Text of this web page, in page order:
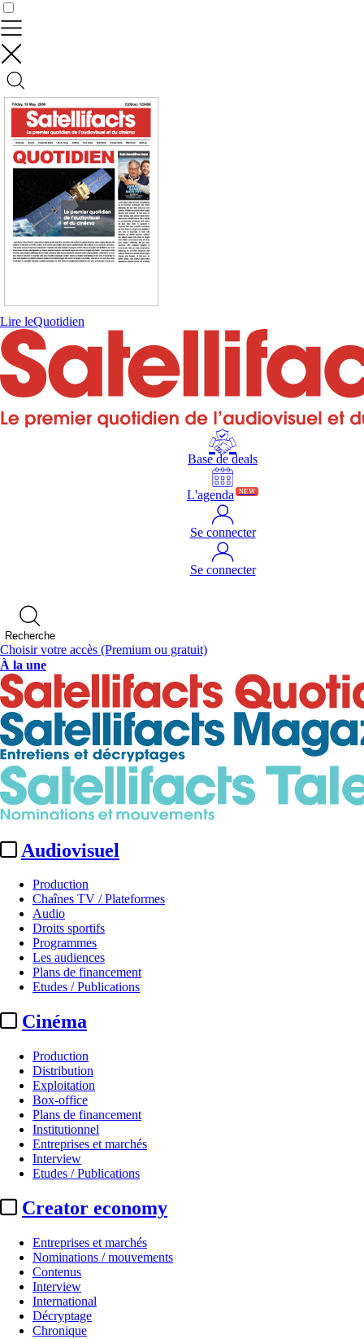
Lire leQuotidien
Base de deals
L'agenda NEW
Se connecter
Se connecter
Recherche
Choisir votre accès (Premium ou gratuit)
À la une
Audiovisuel
Production
Chaînes TV / Plateformes
Audio
Droits sportifs
Programmes
Les audiences
Plans de financement
Etudes / Publications
Cinéma
Production
Distribution
Exploitation
Box-office
Plans de financement
Institutionnel
Entreprises et marchés
Interview
Etudes / Publications
Creator economy
Entreprises et marchés
Nominations / mouvements
Contenus
Interview
International
Décryptage
Chronique
Contrôler vos données